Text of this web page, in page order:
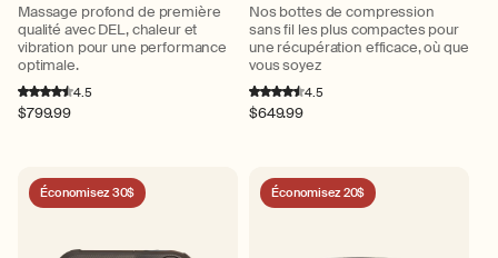
Massage profond de première
qualité avec DEL, chaleur et
vibration pour une performance
optimale.
4.5
Prix
$799.99
Nos bottes de compression
sans fil les plus compactes pour
une récupération efficace, où que
vous soyez
4.5
Prix
$649.99
Économisez 30$ Économisez 20$